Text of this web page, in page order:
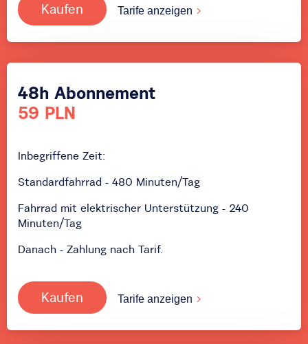
Kaufen Tarife anzeigen
48h Abonnement
59 PLN
Inbegriffene Zeit:
Standardfahrrad - 480 Minuten/Tag
Fahrrad mit elektrischer Unterstützung - 240
Minuten/Tag
Danach - Zahlung nach Tarif.
Kaufen Tarife anzeigen